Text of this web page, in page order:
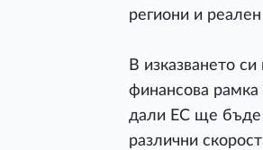
региони и
В изказването
финансова рамка
дали ЕС ще бъде
различни